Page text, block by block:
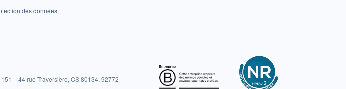
des données
– 44 rue Traversière, CS 80134, 92772